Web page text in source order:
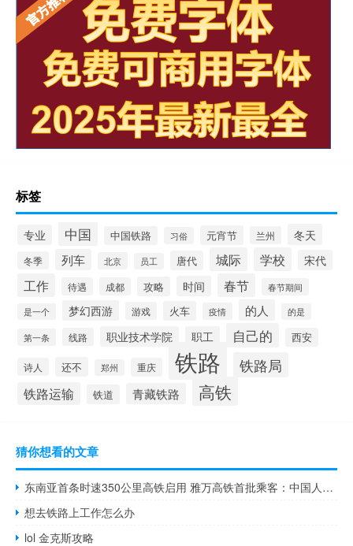
标签
专业 中国 中国铁路 习俗 元宵节 兰州 冬天
冬季 列车 北京 员工 唐代 城际 学校 宋代
工作 待遇 成都 攻略 时间 春节 春节期间
是一个 梦幻西游 游戏 火车 疫情 的人 的是
第一条 线路 职业技术学院 职工 自己的 西安
诗人 还不 郑州 重庆 铁路 铁路局
铁路运输 铁道 青藏铁路 高铁
猜你想看的文章
东南亚首条时速350公里高铁启用 雅万高铁首批乘客：中国人民真是技术天才
想去铁路上工作怎么办
lol 金克斯攻略